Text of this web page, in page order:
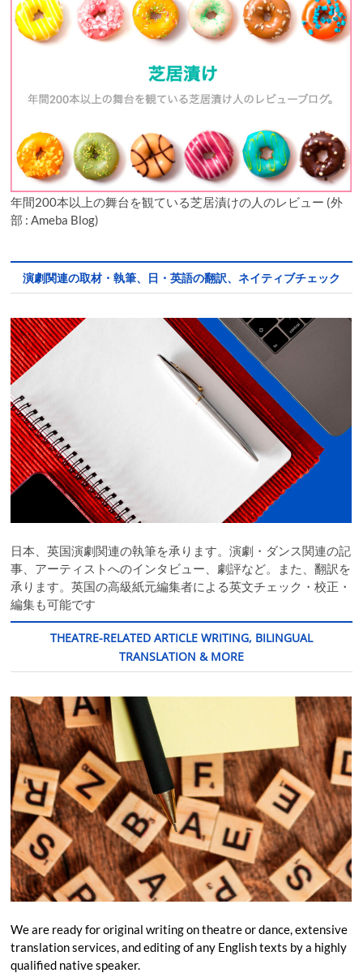
年間200本以上の舞台を観ている芝居漬けの人のレビュー (外
部 : Ameba Blog)
演劇関連の取材・執筆、日・英語の翻訳、ネイティブチェック
日本、英国演劇関連の執筆を承ります。演劇・ダンス関連の記
事、アーティストへのインタビュー、劇評など。また、翻訳を
承ります。英国の高級紙元編集者による英文チェック・校正・
編集も可能です
THEATRE-RELATED ARTICLE WRITING, BILINGUAL
TRANSLATION & MORE
We are ready for original writing on theatre or dance, extensive
translation services, and editing of any English texts by a highly
qualified native speaker.